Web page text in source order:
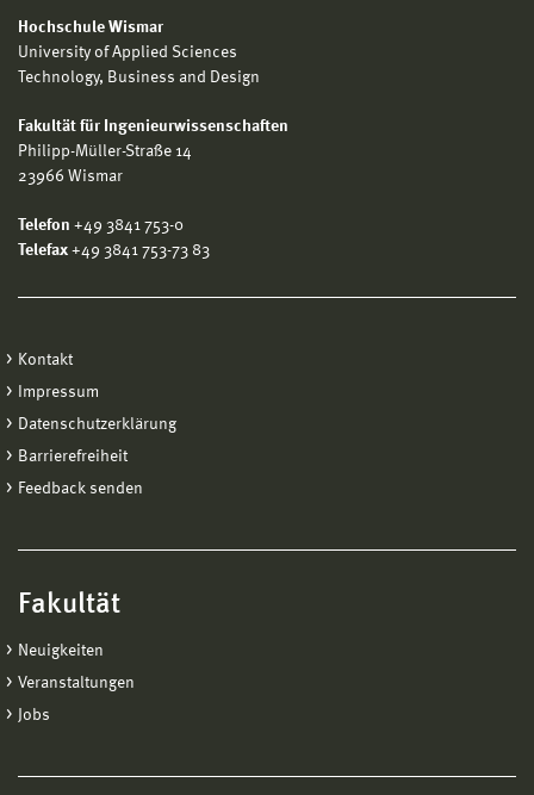
Hochschule Wismar
University of Applied Sciences
Technology, Business and Design
Fakultät für Ingenieurwissenschaften
Philipp-Müller-Straße 14
23966 Wismar
Telefon +49 3841 753-0
Telefax +49 3841 753-73 83
Kontakt
Impressum
Datenschutzerklärung
Barrierefreiheit
Feedback senden
Fakultät
Neuigkeiten
Veranstaltungen
Jobs